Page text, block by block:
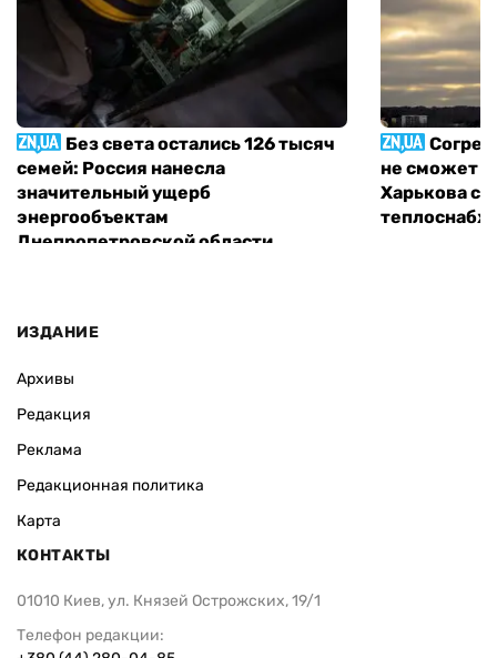
Без света остались 126 тысяч
семей: Россия нанесла
значительный ущерб
энергообъектам
Днепропетровской области
не сможет
Харькова с
ИЗДАНИЕ
Архивы
Редакция
Реклама
Редакционная политика
Карта
КОНТАКТЫ
01010 Киев, ул. Князей Острожских, 19/1
Телефон редакции: